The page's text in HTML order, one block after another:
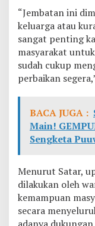
t
a
n
D
u
s
u
t
i
a
e
s
a
“Jembatan ini
keluarga atau
sangat penting
masyarakat
sudah cukup
perbaikan
BACA JUGA :
Main!
Sengketa
Menurut Satar,
dilakukan oleh
kemampuan
secara
adanya